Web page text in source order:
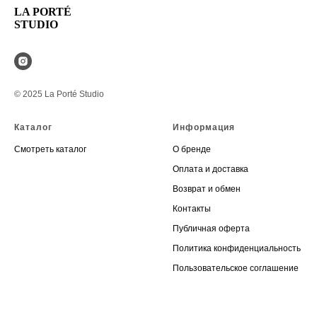
LA PORTÉ
STUDIO
© 2025 La Porté Studio
Каталог
Смотреть каталог
Информация
О бренде
Оплата и доставка
Возврат и обмен
Контакты
Публичная оферта
Политика конфиденциальность
Пользовательское соглашение